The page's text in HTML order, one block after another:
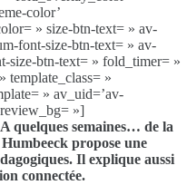
color’
» size-btn-text= » av-
font-size-btn-text= » av-
size-btn-text= » fold_timer= »
template_class= »
» av_uid=’av-
»]
quelques semaines… de la
propose une
Il explique aussi
connectée.